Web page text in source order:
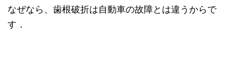
なぜなら、歯根破折は自動車の故障とは違うからで
す．